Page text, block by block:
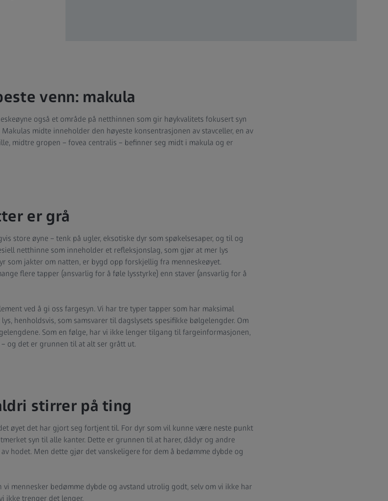
venn: makula
også et område på netthinnen som gir høykvalitets fokusert syn
midte inneholder den høyeste konsentrasjonen av stavceller, en av
midtre gropen – fovea centralis – befinner seg midt i makula og er
er grå
store øyne – tenk på ugler, eksotiske dyr som spøkelsesaper, og til og
netthinne som inneholder et refleksjonslag, som gjør at mer lys
som jakter om natten, er bygd opp forskjellig fra menneskeøyet.
flere tapper (ansvarlig for å føle lysstyrke) enn staver (ansvarlig for å
ved å gi oss fargesyn. Vi har tre typer tapper som har maksimal
henholdsvis, som samsvarer til dagslysets spesifikke bølgelengder. Om
Som en følge, har vi ikke lenger tilgang til fargeinformasjonen,
og det er grunnen til at alt ser grått ut.
stirrer på ting
øyet det har gjort seg fortjent til. For dyr som vil kunne være neste punkt
syn til alle kanter. Dette er grunnen til at harer, dådyr og andre
hodet. Men dette gjør det vanskeligere for dem å bedømme dybde og
mennesker bedømme dybde og avstand utrolig godt, selv om vi ikke har
ikke trenger det lenger.